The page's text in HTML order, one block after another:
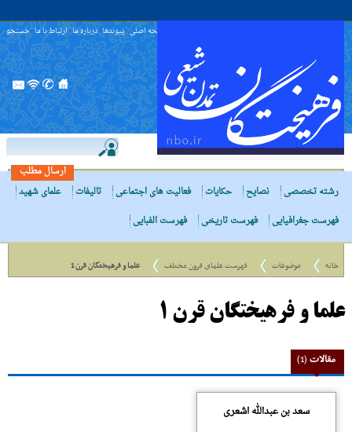
صفحه اصلی پیوندها درباره ما ارتباط با ما جستجو
ارسال مطلب
رشته تخصصی
نصایح حکایات فعالیت های اجتماعی تالیفات
علمای شهید
فهرست جغرافیایی
فهرست تاریخی فهرست الفبایی
خانه موضوعات فهرست علمای قرون مختلف علما و فرهیختگان قرن 1
علما و فرهیختگان قرن 1
مقالات(1)
سعد بن عبدالله اشعری